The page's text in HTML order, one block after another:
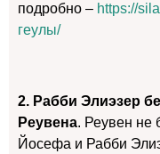
подробно – https://
геулы/
2. Рабби Элиэзер
Реувена. Реувен не
Йосефа и Рабби